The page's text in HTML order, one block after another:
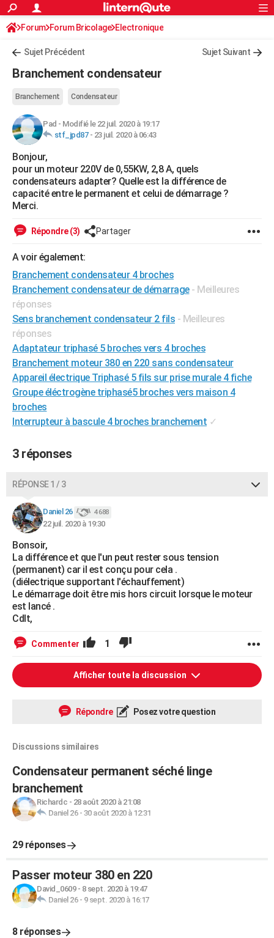
ACTUALITÉS
Politique
Société
Faits Divers
Education
Monde
Villes
+
AUTO
Essais
Réserver un essai
Citadines
Berlines
SUV
Forum auto
+HIGH-TECH
Mobiles
Meilleur smartphone
Internet
Ordinateurs
Jeux vidéo
Guide high-tech
+BRICOLAGE
Forum
Aménagement intérieur
Extérieur
Cuisine
Salle de bains
Jardinage
Rangement
WEEK-END
Guides de France
Escapades
Patrimoine
Expositions
Musées
Week-end nature
+
Art de vivre
Bien-être
Loisirs
Mode
Modes de vie
SANTE
Alimentation
Guide de la santé
Maladies
Médicaments
Sommeil
Destinations
City break
Voyage nature
Voyage de noces
Forum
Climat
+PHOTO
GUIDES D'ACHAT
BONS PLANS
CARTE DE VOEUX
Carte de Noël
Carte Bonne année
Carte Saint-Valentin
Carte Pâques
Carte d'anniversaire
DICTIONNAIRE
Dictionnaire
Biographies
Citations
Expressions
Proverbes
PROGRAMME TV
S'inscrire
Se connecter
Lycées
Collèges
Primaires
Universités
Entreprises
Service militaire
Avis de recherche
AVIS DE DÉCÈS
FORUM
Bricolage
Lifestyle
Culture
Sport
Auto
Television
Voyage
Cinema
S'inscrire
Connexion
Forum Forum Bricolage Electronique
Sujet Précédent Sujet Suivant
Branchement condensateur
Branchement Condensateur
Pad - Modifié le 22 juil. 2020 à 19:17
stf_jpd87- 23 juil. 2020 à 06:43
Bonjour,
pour un moteur 220V de 0,55KW, 2,8 A, quels
condensateurs adapter? Quelle est la différence de
capacité entre le permanent et celui de démarrage ?
Merci.
Répondre (3) Partager
A voir également:
Branchement condensateur 4 broches
Branchement condensateur de démarrage - Meilleures
réponses
Sens branchement condensateur 2 fils - Meilleures
réponses
Adaptateur triphasé 5 broches vers 4 broches
Branchement moteur 380 en 220 sans condensateur
Appareil électrique Triphasé 5 fils sur prise murale 4 fiche
Groupe éléctrogène triphasé5 broches vers maison 4
broches
Interrupteur à bascule 4 broches branchement ✓
3 réponses
RÉPONSE 1 / 3
Daniel 26 4 688
22 juil. 2020 à 19:30
Bonsoir,
La différence et que l'un peut rester sous tension
(permanent) car il est conçu pour cela .
(diélectrique supportant l'échauffement)
Le démarrage doit être mis hors circuit lorsque le moteur
est lancé .
Cdlt,
Commenter 1
Afficher toute la discussion
Répondre Posez votre question
Discussions similaires
Condensateur permanent séché linge
branchement
Richardc - 28 août 2020 à 21:08
Daniel 26- 30 août 2020 à 12:31
29 réponses
Passer moteur 380 en 220
David_0609- 8 sept. 2020 à 19:47
Daniel 26- 9 sept. 2020 à 16:17
8 réponses